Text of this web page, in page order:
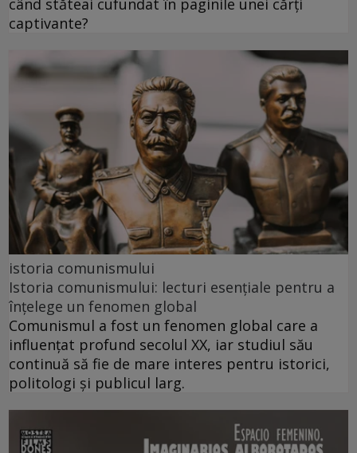
când stăteai cufundat în paginile unei cărți
captivante?
istoria comunismului
Istoria comunismului: lecturi esențiale pentru a
înțelege un fenomen global
Comunismul a fost un fenomen global care a
influențat profund secolul XX, iar studiul său
continuă să fie de mare interes pentru istorici,
politologi și publicul larg.